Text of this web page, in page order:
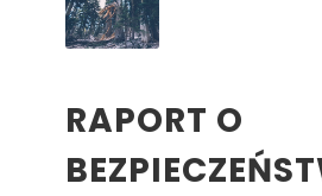
RAPORT O